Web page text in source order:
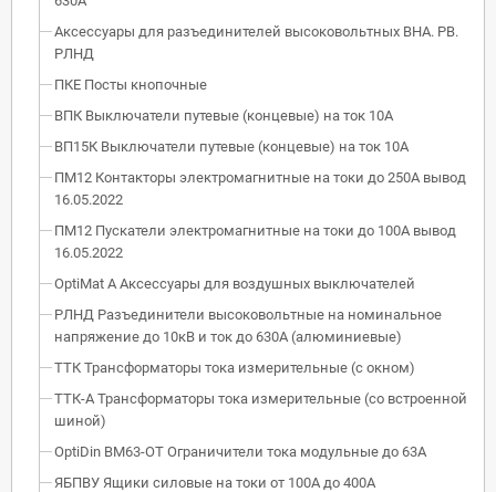
Аксессуары для разъединителей высоковольтных ВНА. РВ.
РЛНД
ПКЕ Посты кнопочные
ВПК Выключатели путевые (концевые) на ток 10А
ВП15К Выключатели путевые (концевые) на ток 10А
ПМ12 Контакторы электромагнитные на токи до 250А вывод
16.05.2022
ПМ12 Пускатели электромагнитные на токи до 100А вывод
16.05.2022
OptiMat A Аксессуары для воздушных выключателей
РЛНД Разъединители высоковольтные на номинальное
напряжение до 10кВ и ток до 630А (алюминиевые)
ТТК Трансформаторы тока измерительные (с окном)
ТТК-А Трансформаторы тока измерительные (со встроенной
шиной)
OptiDin BM63-OT Ограничители тока модульные до 63А
ЯБПВУ Ящики силовые на токи от 100А до 400А